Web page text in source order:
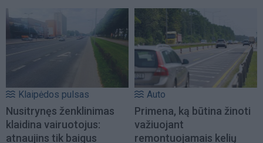
Klaipėdos pulsas
Nusitrynęs ženklinimas
klaidina vairuotojus:
atnaujins tik baigus
Auto
Primena, ką būtina žinoti
važiuojant
remontuojamais kelių